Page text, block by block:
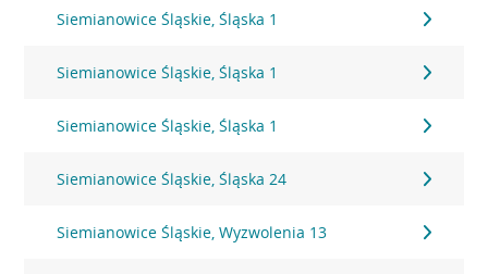
Siemianowice Śląskie, Śląska 1
Siemianowice Śląskie, Śląska 1
Siemianowice Śląskie, Śląska 1
Siemianowice Śląskie, Śląska 24
Siemianowice Śląskie, Wyzwolenia 13